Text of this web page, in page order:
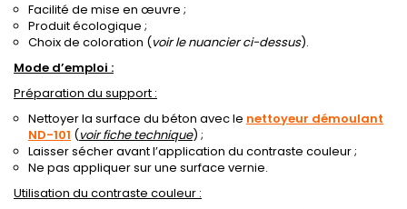
Facilité de mise en œuvre ;
Produit écologique ;
Choix de coloration (voir le nuancier ci-dessus).
Mode d’emploi :
Préparation du support :
Nettoyer la surface du béton avec le nettoyeur démoulant
ND-101 (voir fiche technique) ;
Laisser sécher avant l’application du contraste couleur ;
Ne pas appliquer sur une surface vernie.
Utilisation du contraste couleur :